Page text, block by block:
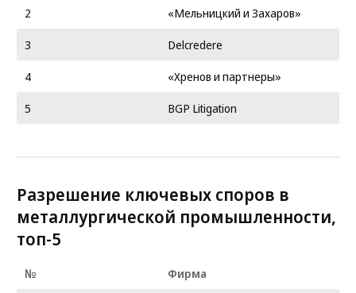
2
«Мельницкий и Захаров»
3
Delcredere
4
«Хренов и партнеры»
5
BGP Litigation
Разрешение ключевых споров в
металлургической промышленности,
топ-5
№
Фирма